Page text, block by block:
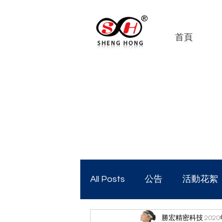
首頁
All Posts 公告 活動花絮
勝宏精密科技2020